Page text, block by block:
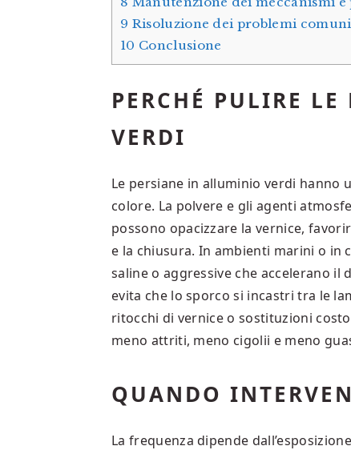
9 Risoluzione dei problemi comuni
10 Conclusione
PERCHÉ PULIRE
VERDI
Le persiane in alluminio verdi hanno
colore. La polvere e gli agenti
possono opacizzare la vernice,
e la chiusura. In ambienti marini o
saline o aggressive che accelerano
evita che lo sporco si incastri tra le
ritocchi di vernice o sostituzioni
meno attriti, meno cigolii e meno
QUANDO
La frequenza dipende